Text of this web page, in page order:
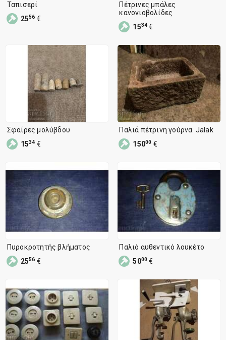
Ταπισερί
2556 €
Πέτρινες μπάλες
κανονιοβολίδες
1534 €
Σφαίρες μολύβδου
1534 €
Παλιά πέτρινη γούρνα. Jalak
15000 €
Πυροκροτητής βλήματος
2556 €
Παλιό αυθεντικό λουκέτο
5000 €